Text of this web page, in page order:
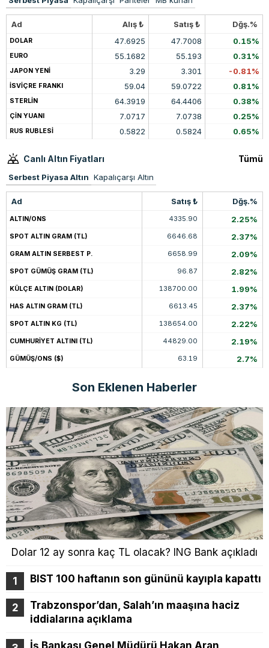
Ad Alış ₺ Satış ₺ Dğş.%
DOLAR 47.6925 47.7008 0.15%
EURO 55.1682 55.193 0.31%
JAPON YENİ 3.29 3.301 -0.81%
İSVİÇRE FRANKI 59.04 59.0722 0.81%
STERLİN 64.3919 64.4406 0.38%
ÇİN YUANI 7.0717 7.0738 0.25%
RUS RUBLESİ 0.5822 0.5824 0.65%
Canlı Altın Fiyatları Tümü
Serbest Piyasa Altın Kapalıçarşı Altın
Ad Satış ₺ Dğş.%
ALTIN/ONS 4335.90 2.25%
SPOT ALTIN GRAM (TL) 6646.68 2.37%
GRAM ALTIN SERBEST P. 6658.99 2.09%
SPOT GÜMÜŞ GRAM (TL) 96.87 2.82%
KÜLÇE ALTIN (DOLAR) 138700.00 1.99%
HAS ALTIN GRAM (TL) 6613.45 2.37%
SPOT ALTIN KG (TL) 138654.00 2.22%
CUMHURİYET ALTINI (TL) 44829.00 2.19%
GÜMÜŞ/ONS ($) 63.19 2.7%
Son Eklenen Haberler
Dolar 12 ay sonra kaç TL olacak? ING Bank açıkladı
BIST 100 haftanın son gününü kayıpla kapattı
Trabzonspor’dan, Salah’ın maaşına haciz
iddialarına açıklama